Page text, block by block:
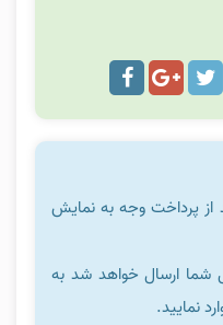
از پرداخت وجه به نمایش
شما ارسال خواهد شد به
نمایید.